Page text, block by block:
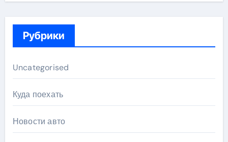
Рубрики
Uncategorised
Куда поехать
Новости авто